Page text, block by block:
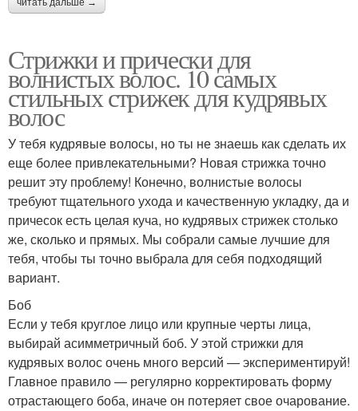
читать дальше →
Стрижки и прически для
волнистых волос. 10 самых
стильных стрижек для кудрявых
волос
У тебя кудрявые волосы, но ты не знаешь как сделать их
еще более привлекательными? Новая стрижка точно
решит эту проблему! Конечно, волнистые волосы
требуют тщательного ухода и качественную укладку, да и
причесок есть целая куча, но кудрявых стрижек столько
же, сколько и прямых. Мы собрали самые лучшие для
тебя, чтобы ты точно выбрала для себя подходящий
вариант.
Боб
Если у тебя круглое лицо или крупные черты лица,
выбирай асимметричный боб. У этой стрижки для
кудрявых волос очень много версий — экспериментируй!
Главное правило — регулярно корректировать форму
отрастающего боба, иначе он потеряет свое очарование.